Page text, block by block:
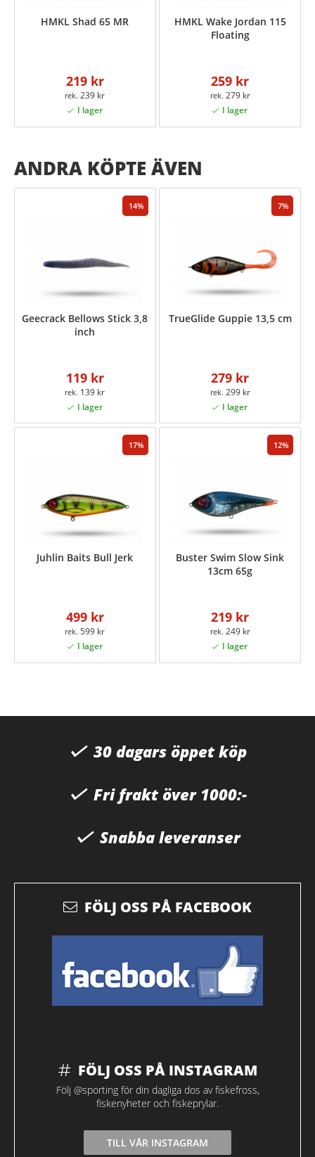
HMKL Shad 65 MR
219 kr
239 kr
HMKL Wake Jordan 115
Floating
259 kr
279 kr
ANDRA KÖPTE ÄVEN
14
Geecrack Bellows Stick 3,8
inch
119 kr
139 kr
7
TrueGlide Guppie 13,5 cm
279 kr
299 kr
17
Juhlin Baits Bull Jerk
499 kr
599 kr
12
Buster Swim Slow Sink
13cm 65g
219 kr
249 kr
30 dagars öppet köp
Fri frakt över 1000:-
Snabba leveranser
FÖLJ OSS PÅ FACEBOOK
FÖLJ OSS PÅ INSTAGRAM
Följ @sporting för din dagliga dos av fiskefross,
fiskenyheter och fiskeprylar.
TILL VÅR INSTAGRAM